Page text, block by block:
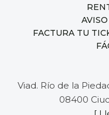
FACTURA TU
Viad. Río de la
08400